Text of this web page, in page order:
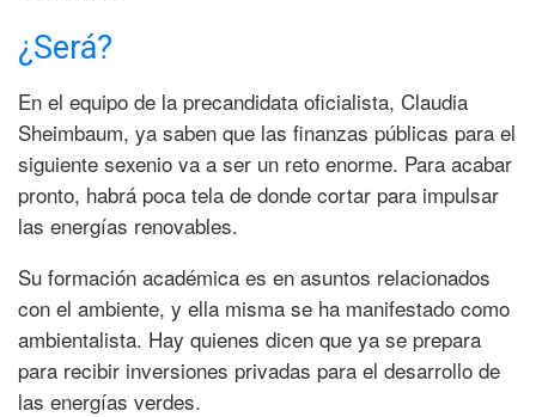
¿Será?
En el equipo de la precandidata oficialista, Claudia
Sheimbaum, ya saben que las finanzas públicas para el
siguiente sexenio va a ser un reto enorme. Para acabar
pronto, habrá poca tela de donde cortar para impulsar
las energías renovables.
Su formación académica es en asuntos relacionados
con el ambiente, y ella misma se ha manifestado como
ambientalista. Hay quienes dicen que ya se prepara
para recibir inversiones privadas para el desarrollo de
las energías verdes.